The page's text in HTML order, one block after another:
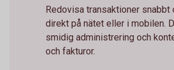
Redovisa transaktioner snabbt
direkt på nätet eller i mobilen.
smidig administrering och
och fakturor.